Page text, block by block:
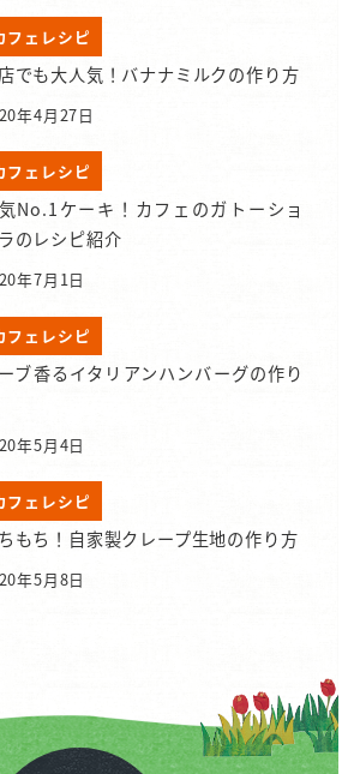
フェレシピ
でも大人気！バナナミルクの作り方
年4月27日
フェレシピ
No.1ケーキ！カフェのガトーショ
のレシピ紹介
年7月1日
フェレシピ
ブ香るイタリアンハンバーグの作り
年5月4日
フェレシピ
もち！自家製クレープ生地の作り方
年5月8日